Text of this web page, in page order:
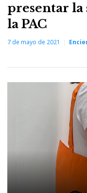
presentar
la PAC
7 de mayo de 2021